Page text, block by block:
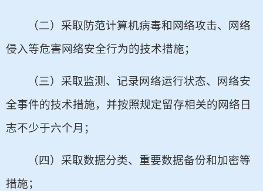
（二）采取防范计算机病毒和网络攻击、网络
侵入等危害网络安全行为的技术措施；
（三）采取监测、记录网络运行状态、网络安
全事件的技术措施，并按照规定留存相关的网络日
志不少于六个月；
（四）采取数据分类、重要数据备份和加密等
措施；